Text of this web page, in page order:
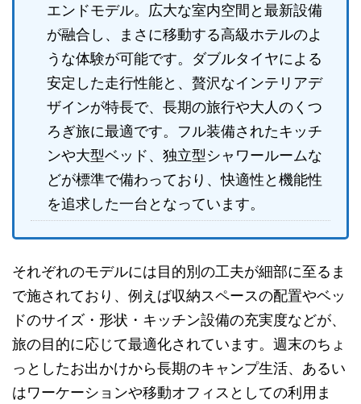
エンドモデル。広大な室内空間と最新設備
が融合し、まさに移動する高級ホテルのよ
うな体験が可能です。ダブルタイヤによる
安定した走行性能と、贅沢なインテリアデ
ザインが特長で、長期の旅行や大人のくつ
ろぎ旅に最適です。フル装備されたキッチ
ンや大型ベッド、独立型シャワールームな
どが標準で備わっており、快適性と機能性
を追求した一台となっています。
それぞれのモデルには目的別の工夫が細部に至るま
で施されており、例えば収納スペースの配置やベッ
ドのサイズ・形状・キッチン設備の充実度などが、
旅の目的に応じて最適化されています。週末のちょ
っとしたお出かけから長期のキャンプ生活、あるい
はワーケーションや移動オフィスとしての利用ま